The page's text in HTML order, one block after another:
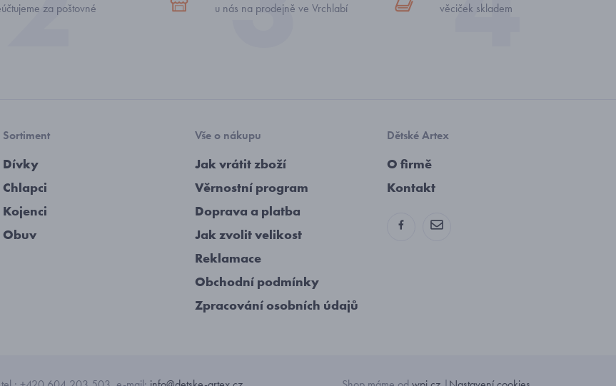
za poštovné u nás na prodejně ve Vrchlabí věciček skladem
Sortiment
Dívky
Chlapci
Kojenci
Obuv
Vše o nákupu
Jak vrátit zboží
Věrnostní program
Doprava a platba
Jak zvolit velikost
Reklamace
Obchodní podmínky
Zpracování osobních údajů
Dětské Artex
O firmě
Kontakt